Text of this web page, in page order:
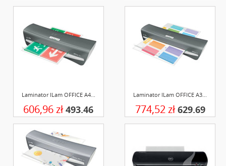
Laminator ILam OFFICE A4...
606,96 zł 493.46
Laminator ILam OFFICE A3...
774,52 zł 629.69